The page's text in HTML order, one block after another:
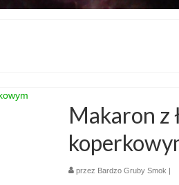
Makaron z
przez Bardzo Gruby Smok |